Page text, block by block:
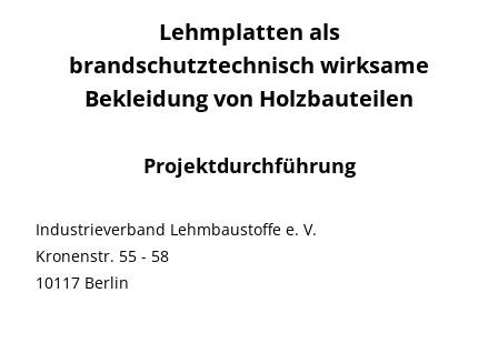
Lehmplatten als
brandschutztechnisch wirksame
Bekleidung von Holzbauteilen
Projektdurchführung
Industrieverband Lehmbaustoffe e. V.
Kronenstr. 55 - 58
10117 Berlin